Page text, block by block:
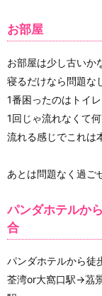
お部屋
お部屋は少し古いか
寝るだけなら問題な
1番困ったのはトイレ
1回じゃ流れなくて
流れる感じでこれは
あとは問題なく過ご
パンダホテルか
合
パンダホテルから徒
荃湾or大窩口駅→茘